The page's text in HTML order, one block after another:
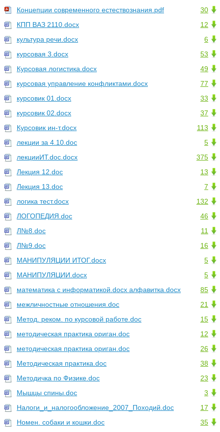
30
Концепции современного естествознания.pdf
12
КПП ВАЗ 2110.docx
6
культура речи.docx
53
курсовая 3.docx
49
Курсовая логистика.docx
77
курсовая управление конфликтами.docx
33
курсовик 01.docx
37
курсовик 02.docx
113
Курсовик ин-т.docx
5
лекции за 4.10.doc
375
лекцииИТ.doc.docx
13
Лекция 12.doc
7
Лекция 13.doc
132
логика тест.docx
46
ЛОГОПЕДИЯ.doc
11
Л№8.doc
16
Л№9.doc
5
МАНИПУЛЯЦИИ ИТОГ.docx
5
МАНИПУЛЯЦИИ.docx
85
математика с информатикой.docx алфавитка.docx
21
межличностные отношения.doc
15
Метод. реком. по курсовой работе.doc
12
методическая практика ориган.doc
26
методическая практика ориган.doc
38
Методическая практика.doc
23
Методичка по Физике.doc
3
Мышцы спины.doc
17
Налоги_и_налогообложение_2007_Походий.doc
35
Номен. собаки и кошки.doc